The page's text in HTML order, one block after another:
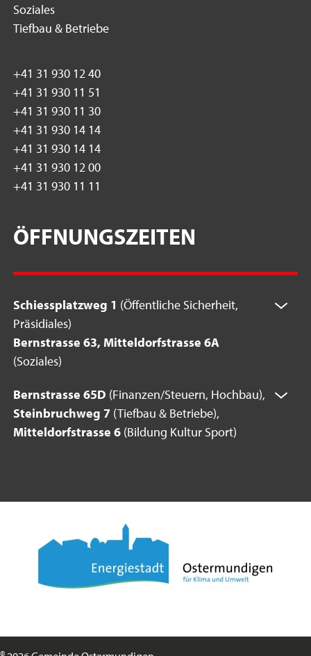
Soziales
Tiefbau & Betriebe
+41 31 930 12 40
+41 31 930 11 51
+41 31 930 11 30
+41 31 930 14 14
+41 31 930 14 14
+41 31 930 12 00
+41 31 930 11 11
ÖFFNUNGSZEITEN
Schiessplatzweg 1 (Öffentliche Sicherheit,
Präsidiales)
Bernstrasse 63, Mitteldorfstrasse 6A
(Soziales)
Bernstrasse 65D (Finanzen/Steuern, Hochbau),
Steinbruchweg 7 (Tiefbau & Betriebe),
Mitteldorfstrasse 6 (Bildung Kultur Sport)
©